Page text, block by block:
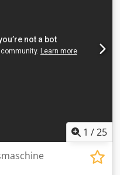
4.020 EUR Nettopreis
(bei größeren
1 /25